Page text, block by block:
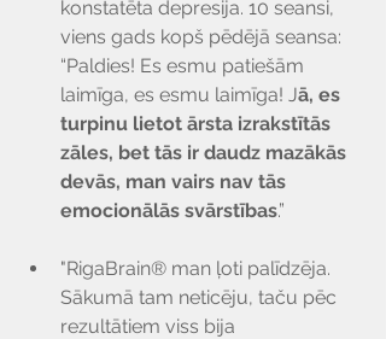
konstatēta depresija. 10 seansi,
viens gads kopš pēdējā seansa:
“Paldies! Es esmu patiešām
laimīga, es esmu laimīga! Jā, es
turpinu lietot ārsta izrakstītās
zāles, bet tās ir daudz mazākās
devās, man vairs nav tās
emocionālās svārstības.”
"RigaBrain® man ļoti palīdzēja.
Sākumā tam neticēju, taču pēc
rezultātiem viss bija